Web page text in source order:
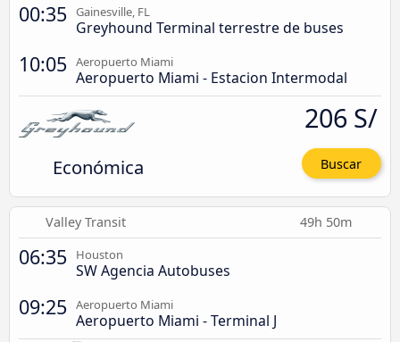
00:35 Gainesville, FL
Greyhound Terminal terrestre de buses
10:05 Aeropuerto Miami
Aeropuerto Miami - Estacion Intermodal
Económica
206 S/
Buscar
Valley Transit 49h 50m
06:35 Houston
SW Agencia Autobuses
09:25 Aeropuerto Miami
Aeropuerto Miami - Terminal J